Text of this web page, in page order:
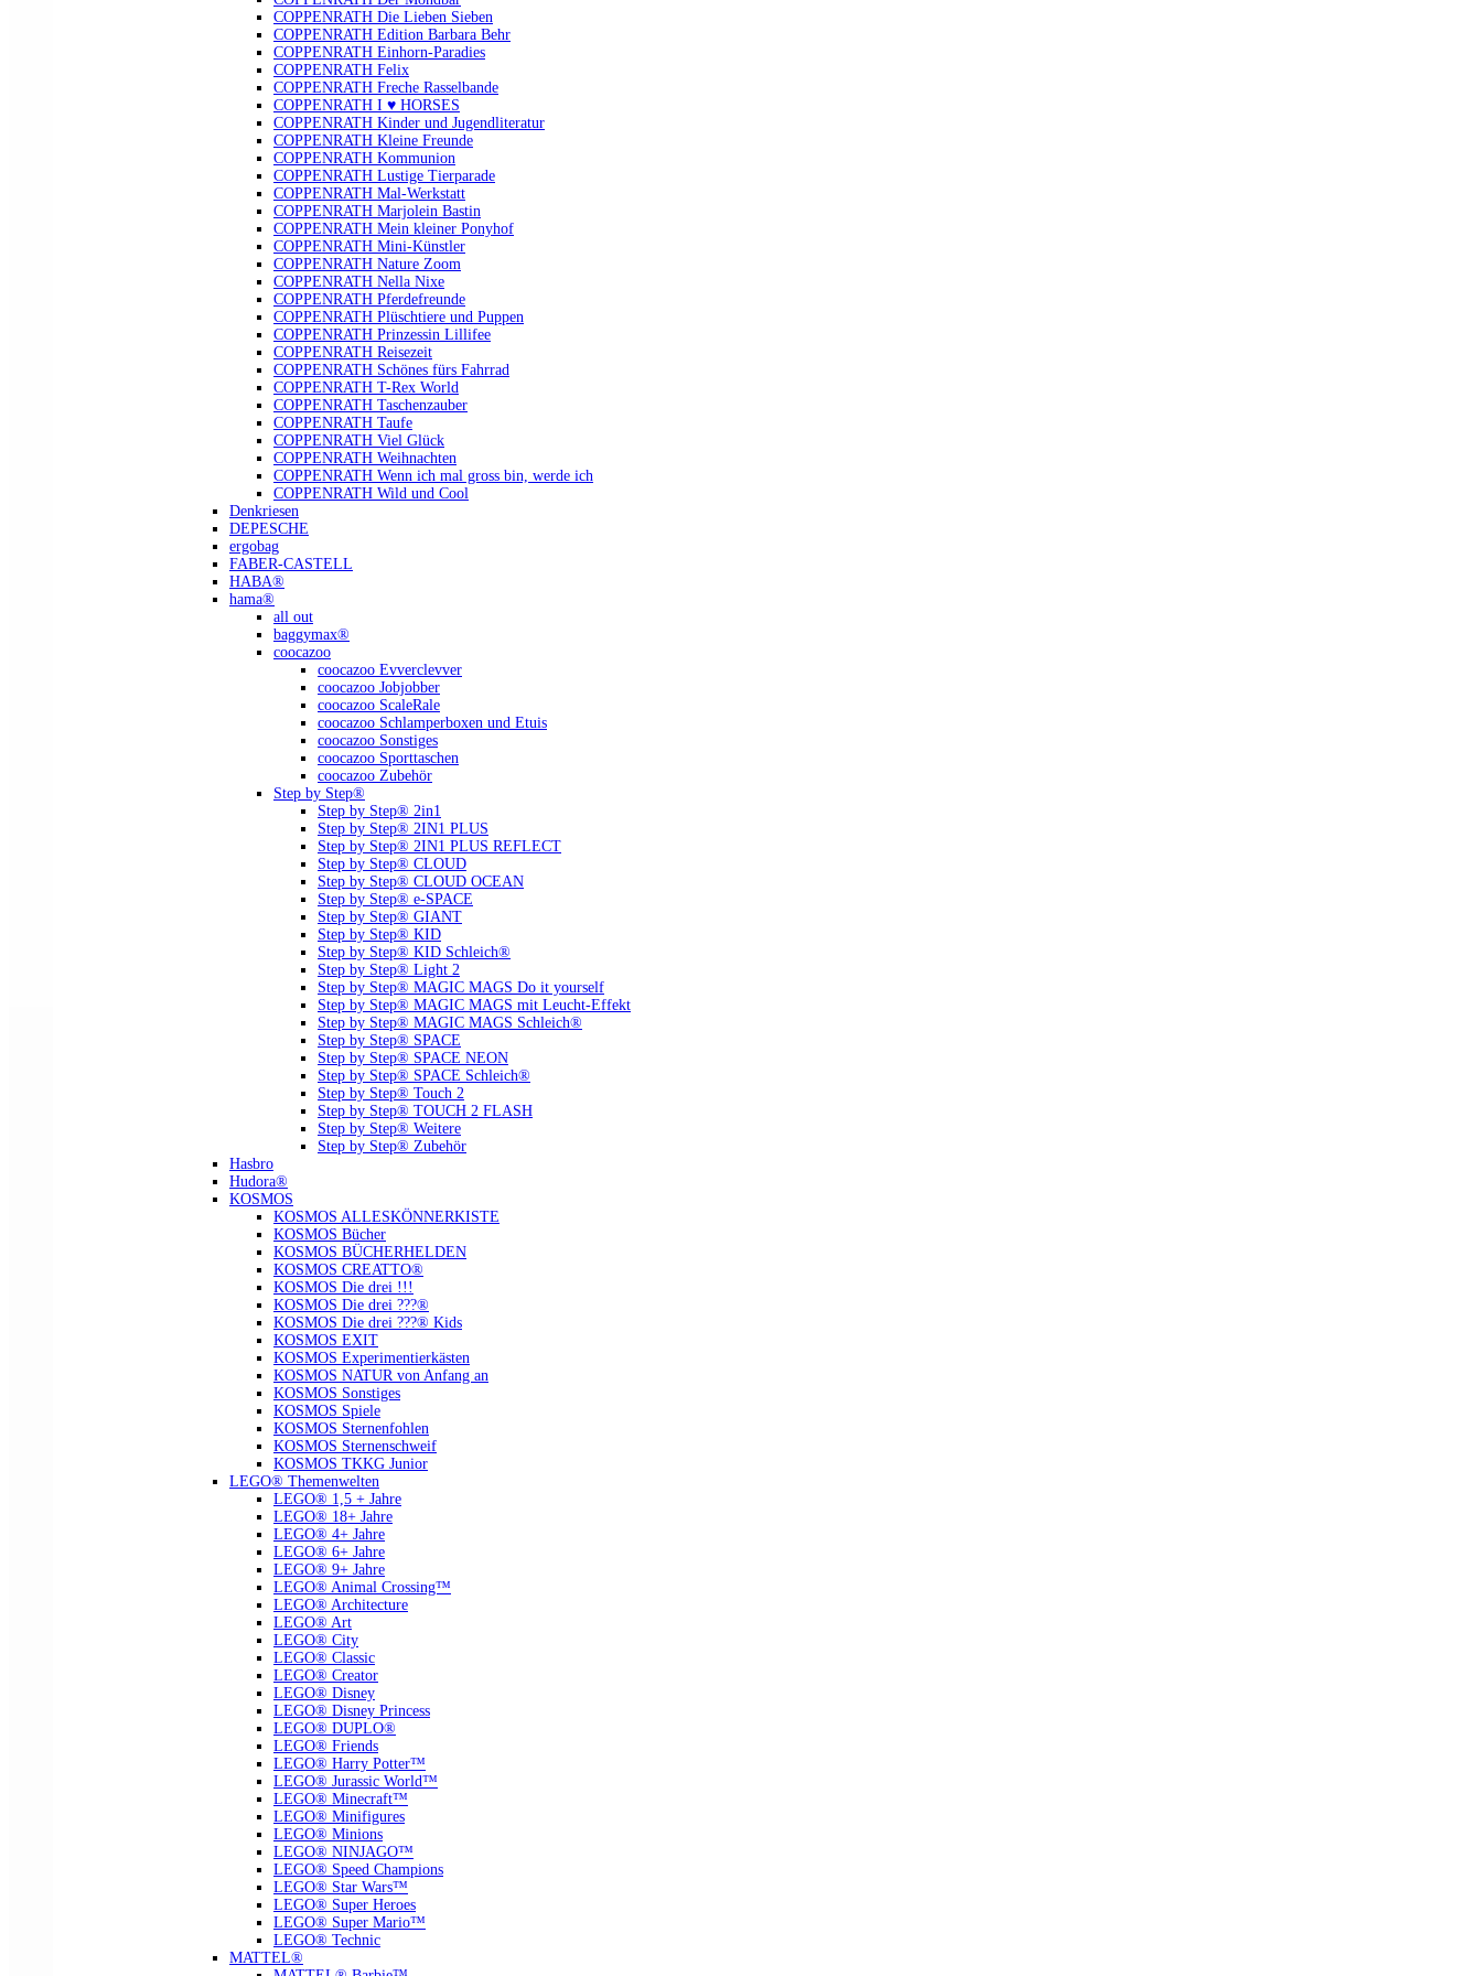
COPPENRATH Die Lieben Sieben
COPPENRATH Edition Barbara Behr
COPPENRATH Einhorn-Paradies
COPPENRATH Felix
COPPENRATH Freche Rasselbande
COPPENRATH I ♥ HORSES
COPPENRATH Kinder und Jugendliteratur
COPPENRATH Kleine Freunde
COPPENRATH Kommunion
COPPENRATH Lustige Tierparade
COPPENRATH Mal-Werkstatt
COPPENRATH Marjolein Bastin
COPPENRATH Mein kleiner Ponyhof
COPPENRATH Mini-Künstler
COPPENRATH Nature Zoom
COPPENRATH Nella Nixe
COPPENRATH Pferdefreunde
COPPENRATH Plüschtiere und Puppen
COPPENRATH Prinzessin Lillifee
COPPENRATH Reisezeit
COPPENRATH Schönes fürs Fahrrad
COPPENRATH T-Rex World
COPPENRATH Taschenzauber
COPPENRATH Taufe
COPPENRATH Viel Glück
COPPENRATH Weihnachten
COPPENRATH Wenn ich mal gross bin, werde ich
COPPENRATH Wild und Cool
Denkriesen
DEPESCHE
ergobag
FABER-CASTELL
HABA®
hama®
all out
baggymax®
coocazoo
coocazoo Evverclevver
coocazoo Jobjobber
coocazoo ScaleRale
coocazoo Schlamperboxen und Etuis
coocazoo Sonstiges
coocazoo Sporttaschen
coocazoo Zubehör
Step by Step®
Step by Step® 2in1
Step by Step® 2IN1 PLUS
Step by Step® 2IN1 PLUS REFLECT
Step by Step® CLOUD
Step by Step® CLOUD OCEAN
Step by Step® e-SPACE
Step by Step® GIANT
Step by Step® KID
Step by Step® KID Schleich®
Step by Step® Light 2
Step by Step® MAGIC MAGS Do it yourself
Step by Step® MAGIC MAGS mit Leucht-Effekt
Step by Step® MAGIC MAGS Schleich®
Step by Step® SPACE
Step by Step® SPACE NEON
Step by Step® SPACE Schleich®
Step by Step® Touch 2
Step by Step® TOUCH 2 FLASH
Step by Step® Weitere
Step by Step® Zubehör
Hasbro
Hudora®
KOSMOS
KOSMOS ALLESKÖNNERKISTE
KOSMOS Bücher
KOSMOS BÜCHERHELDEN
KOSMOS CREATTO®
KOSMOS Die drei !!!
KOSMOS Die drei ???®
KOSMOS Die drei ???® Kids
KOSMOS EXIT
KOSMOS Experimentierkästen
KOSMOS NATUR von Anfang an
KOSMOS Sonstiges
KOSMOS Spiele
KOSMOS Sternenfohlen
KOSMOS Sternenschweif
KOSMOS TKKG Junior
LEGO® Themenwelten
LEGO® 1,5 + Jahre
LEGO® 18+ Jahre
LEGO® 4+ Jahre
LEGO® 6+ Jahre
LEGO® 9+ Jahre
LEGO® Animal Crossing™
LEGO® Architecture
LEGO® Art
LEGO® City
LEGO® Classic
LEGO® Creator
LEGO® Disney
LEGO® Disney Princess
LEGO® DUPLO®
LEGO® Friends
LEGO® Harry Potter™
LEGO® Jurassic World™
LEGO® Minecraft™
LEGO® Minifigures
LEGO® Minions
LEGO® NINJAGO™
LEGO® Speed Champions
LEGO® Star Wars™
LEGO® Super Heroes
LEGO® Super Mario™
LEGO® Technic
MATTEL®